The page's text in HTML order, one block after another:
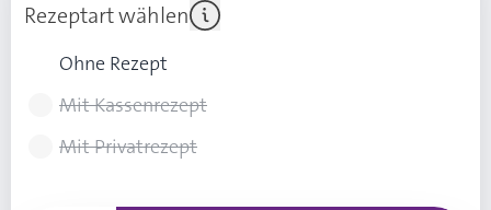
Rezeptart wählen
Ohne Rezept
Mit Kassenrezept
Mit Privatrezept